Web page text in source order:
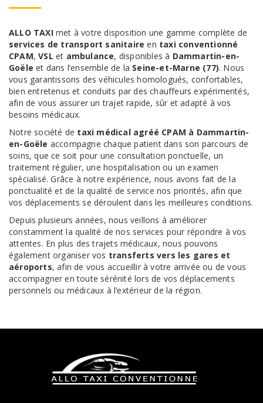
ALLO TAXImet à votre disposition une gamme complète de
services de transport sanitaire en taxi conventionné
CPAM,VSL et ambulance, disponibles à Dammartin-en-
Goële et dans l’ensemble de la Seine-et-Marne (77). Nous
vous garantissons des véhicules homologués, confortables,
bien entretenus et conduits par des chauffeurs expérimentés,
afin de vous assurer un trajet rapide, sûr et adapté à vos
besoins médicaux.
Notre société de taxi médical agréé CPAM à Dammartin-
en-Goële accompagne chaque patient dans son parcours de
soins, que ce soit pour une consultation ponctuelle, un
traitement régulier, une hospitalisation ou un examen
spécialisé. Grâce à notre expérience, nous avons fait de la
ponctualité et de la qualité de service nos priorités, afin que
vos déplacements se déroulent dans les meilleures conditions.
Depuis plusieurs années, nous veillons à améliorer
constamment la qualité de nos services pour répondre à vos
attentes. En plus des trajets médicaux, nous pouvons
également organiser vos transferts vers les gares et
aéroports, afin de vous accueillir à votre arrivée ou de vous
accompagner en toute sérénité lors de vos déplacements
personnels ou médicaux à l’extérieur de la région.